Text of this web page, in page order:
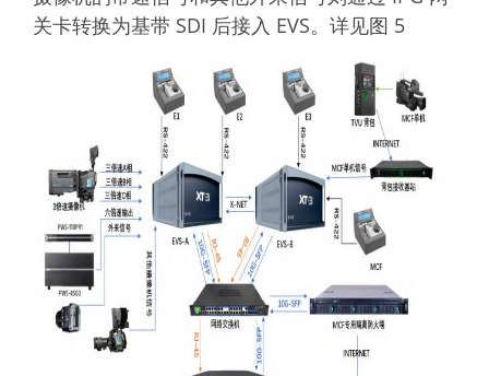
关卡转换为基带 SDI 后接入 EVS。详见图 5